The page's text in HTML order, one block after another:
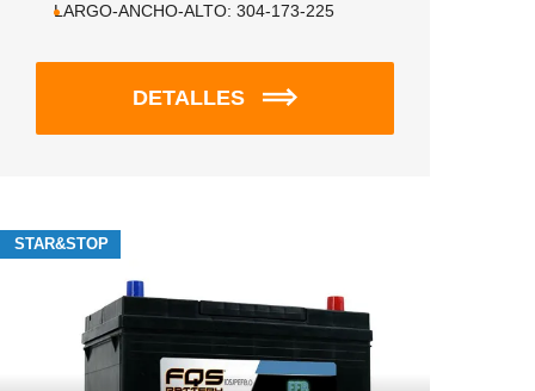
LARGO-ANCHO-ALTO: 304-173-225
DETALLES
STAR&STOP